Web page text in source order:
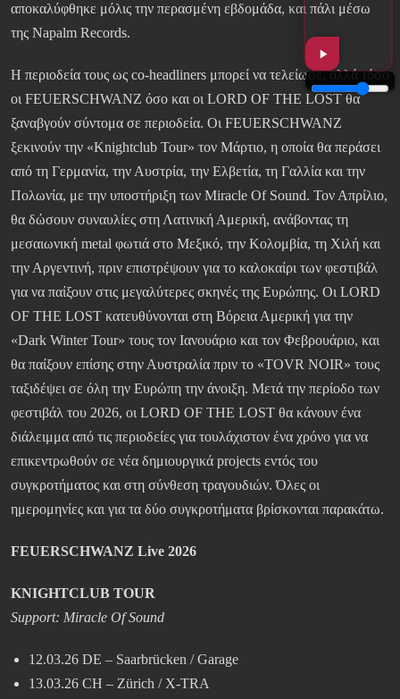
αποκαλύφθηκε μόλις την περασμένη εβδομάδα, και πάλι μέσω
της Napalm Records.
Η περιοδεία τους ως co-headliners μπορεί να τελείωσε, αλλά τόσο
οι FEUERSCHWANZ όσο και οι LORD OF THE LOST θα
ξαναβγούν σύντομα σε περιοδεία. Οι FEUERSCHWANZ
ξεκινούν την «Knightclub Tour» τον Μάρτιο, η οποία θα περάσει
από τη Γερμανία, την Αυστρία, την Ελβετία, τη Γαλλία και την
Πολωνία, με την υποστήριξη των Miracle Of Sound. Τον Απρίλιο,
θα δώσουν συναυλίες στη Λατινική Αμερική, ανάβοντας τη
μεσαιωνική metal φωτιά στο Μεξικό, την Κολομβία, τη Χιλή και
την Αργεντινή, πριν επιστρέψουν για το καλοκαίρι των φεστιβάλ
για να παίξουν στις μεγαλύτερες σκηνές της Ευρώπης. Οι LORD
OF THE LOST κατευθύνονται στη Βόρεια Αμερική για την
«Dark Winter Tour» τους τον Ιανουάριο και τον Φεβρουάριο, και
θα παίξουν επίσης στην Αυστραλία πριν το «TOVR NOIR» τους
ταξιδέψει σε όλη την Ευρώπη την άνοιξη. Μετά την περίοδο των
φεστιβάλ του 2026, οι LORD OF THE LOST θα κάνουν ένα
διάλειμμα από τις περιοδείες για τουλάχιστον ένα χρόνο για να
επικεντρωθούν σε νέα δημιουργικά projects εντός του
συγκροτήματος και στη σύνθεση τραγουδιών. Όλες οι
ημερομηνίες και για τα δύο συγκροτήματα βρίσκονται παρακάτω.
FEUERSCHWANZ Live 2026
KNIGHTCLUB TOUR
Support: Miracle Of Sound
12.03.26 DE – Saarbrücken / Garage
13.03.26 CH – Zürich / X-TRA